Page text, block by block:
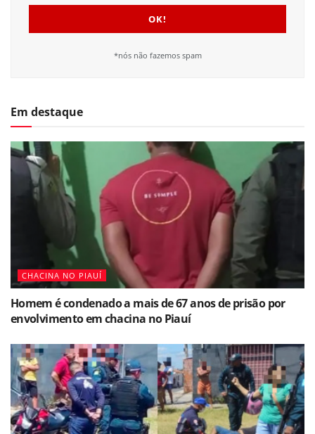
*nós não fazemos spam
Em destaque
CHACINA NO PIAUÍ
Homem é condenado a mais de 67 anos de prisão por
envolvimento em chacina no Piauí